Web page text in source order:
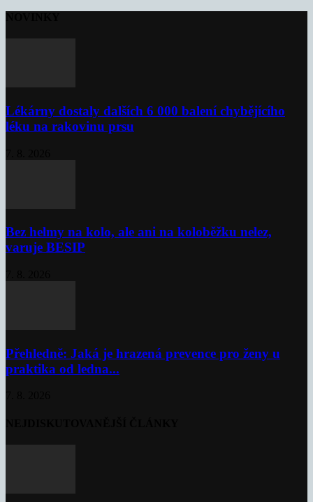
Lékárny dostaly dalších 6 000 balení chybějícího
léku na rakovinu prsu
Bez helmy na kolo, ale ani na koloběžku nelez,
varuje BESIP
Přehledně: Jaká je hrazená prevence pro ženy u
praktika od ledna...